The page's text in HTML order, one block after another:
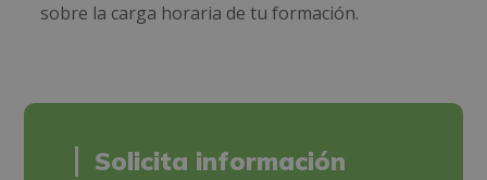
sobre la carga horaria de tu formación.
Solicita información